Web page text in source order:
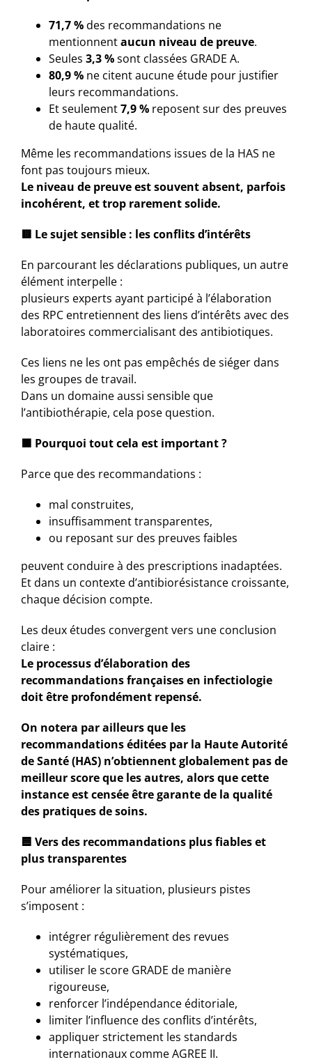
71,7 %des recommandations ne
mentionnentaucun niveau de preuve.
Seules 3,3 %sont classées GRADE A.
80,9 %ne citent aucune étude pour justifier
leurs recommandations.
Et seulement7,9 %reposent sur des preuves
de haute qualité.
Même les recommandations issues de la HAS ne
font pas toujours mieux.
Le niveau de preuve est souvent absent, parfois
incohérent, et trop rarement solide.
🟥 Le sujet sensible : les conflits d’intérêts
En parcourant les déclarations publiques, un autre
élément interpelle :
plusieurs experts ayant participé à l’élaboration
des RPC entretiennent des liens d’intérêts avec des
laboratoires commercialisant des antibiotiques.
Ces liens ne les ont pas empêchés de siéger dans
les groupes de travail.
Dans un domaine aussi sensible que
l’antibiothérapie, cela pose question.
🟩 Pourquoi tout cela est important ?
Parce que des recommandations :
mal construites,
insuffisamment transparentes,
ou reposant sur des preuves faibles
peuvent conduire à des prescriptions inadaptées.
Et dans un contexte d’antibiorésistance croissante,
chaque décision compte.
Les deux études convergent vers une conclusion
claire :
Le processus d’élaboration des
recommandations françaises en infectiologie
doit être profondément repensé.
On notera par ailleurs que les
recommandations éditées par la Haute Autorité
de Santé (HAS) n’obtiennent globalement pas de
meilleur score que les autres, alors que cette
instance est censée être garante de la qualité
des pratiques de soins.
🟦 Vers des recommandations plus fiables et
plus transparentes
Pour améliorer la situation, plusieurs pistes
s’imposent :
intégrer régulièrement des revues
systématiques,
utiliser le score GRADE de manière
rigoureuse,
renforcer l’indépendance éditoriale,
limiter l’influence des conflits d’intérêts,
appliquer strictement les standards
internationaux comme AGREE II.